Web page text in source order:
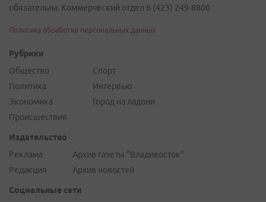
обязательна. Коммерческий отдел 8 (423) 249-8800
Политика обработки персональных данных
Рубрики
Общество
Политика
Экономика
Происшествия
Спорт
Интервью
Город на ладони
Издательство
Реклама
Редакция
Архив газеты "Владивосток"
Архив новостей
Социальные сети